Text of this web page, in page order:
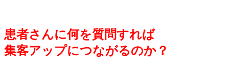
患者さんに何を質問すれば
集客アップにつながるのか？